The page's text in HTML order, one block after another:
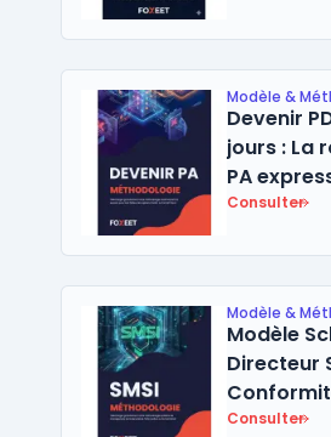
Modèle &
Devenir
jours : La
PA
Éditeur de
Consulter
Modèle &
Modèle
Directeur
& NIS 2
Consulter